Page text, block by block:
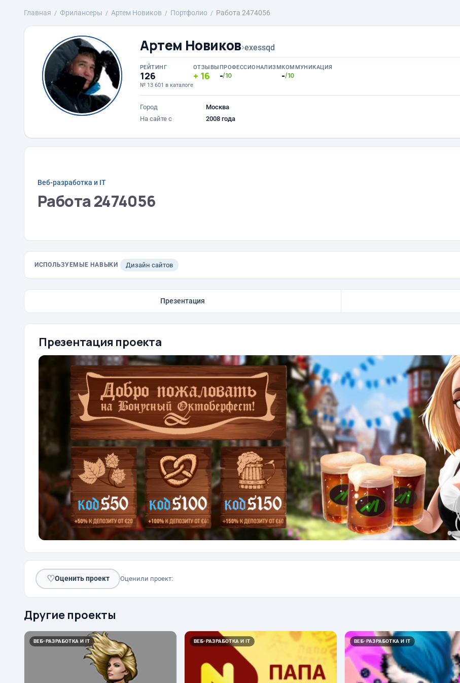
Главная Фрилансеры Артем Новиков Портфолио Работа 2474056
Артем Новиков›exessqd
РЕЙТИНГ
126
№ 13 601 в каталоге
ОТЗЫВЫ
16
ПРОФЕССИОНАЛИЗМ
-/10
КОММУНИКАЦИЯ
-/10
Город
Москва
На сайте с
2008 года
Веб-разработка и IT
Работа 2474056
ИСПОЛЬЗУЕМЫЕ НАВЫКИ Дизайн сайтов
Презентация
Презентация проекта
♡Оценить проект Оценили проект:
Другие проекты
ВЕБ-РАЗРАБОТКА И IT ВЕБ-РАЗРАБОТКА И IT ВЕБ-РАЗРАБОТКА И IT